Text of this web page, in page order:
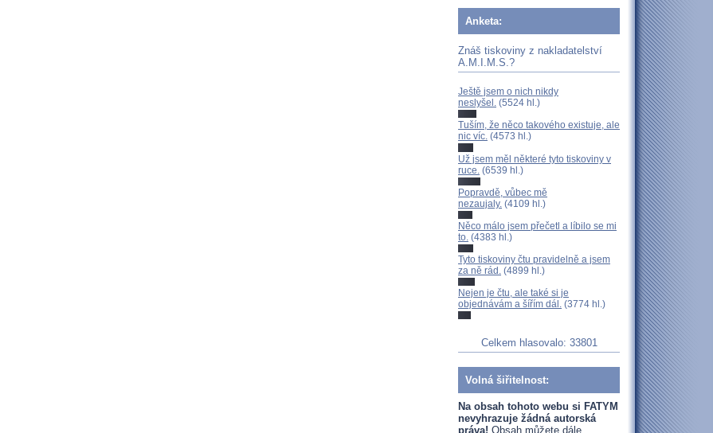
Anketa:
Znáš tiskoviny z nakladatelství
A.M.I.M.S.?
Ještě jsem o nich nikdy
neslyšel. (5524 hl.)
Tuším, že něco takového existuje, ale
nic víc. (4573 hl.)
Už jsem měl některé tyto tiskoviny v
ruce. (6539 hl.)
Popravdě, vůbec mě
nezaujaly. (4109 hl.)
Něco málo jsem přečetl a líbilo se mi
to. (4383 hl.)
Tyto tiskoviny čtu pravidelně a jsem
za ně rád. (4899 hl.)
Nejen je čtu, ale také si je
objednávám a šířím dál. (3774 hl.)
Celkem hlasovalo: 33801
Volná šiřitelnost:
Na obsah tohoto webu si FATYM
nevyhrazuje žádná autorská
práva! Obsah můžete dále